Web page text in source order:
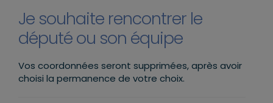
Je souhaite rencontrer le
député ou son équipe
Vos coordonnées seront supprimées, après avoir
choisi la permanence de votre choix.